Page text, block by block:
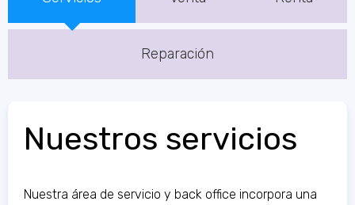
Reparación
Nuestros servicios
Nuestra área de servicio y back office incorpora una